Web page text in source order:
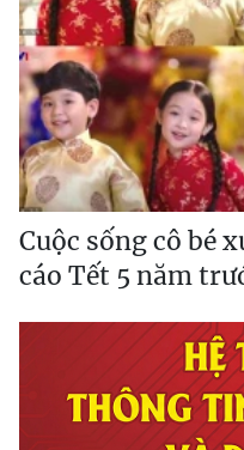
Cuộc sống cô bé
cáo Tết 5 năm